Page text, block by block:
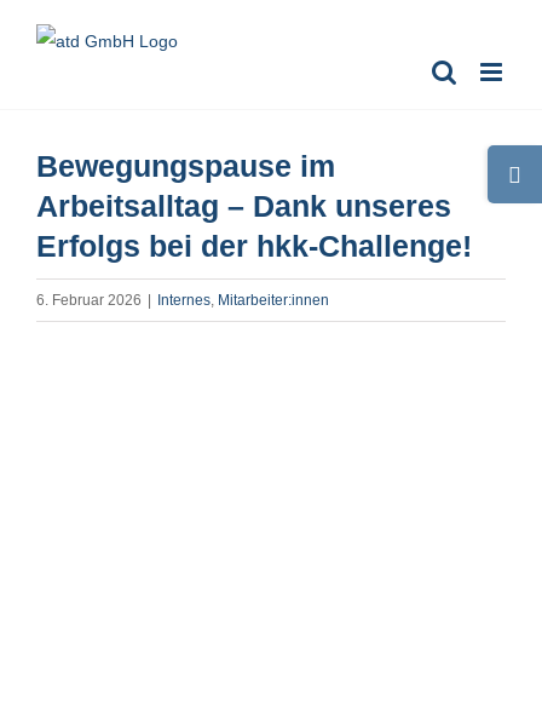
Inhalt
Bewegungspause im
Arbeitsalltag – Dank unseres
Erfolgs bei der hkk-Challenge!
6. Februar 2026 Internes, Mitarbeiter:innen
Sliding